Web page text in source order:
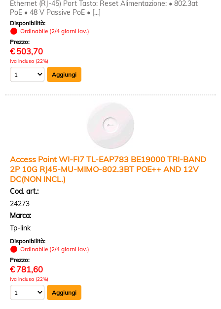
Ethernet (RJ-45) Port Tasto: Reset Alimentazione: • 802.3at
PoE • 48 V Passive PoE • [...]
Disponibilità:
Ordinabile (2/4 giorni lav.)
Prezzo:
€ 503,70
Iva inclusa (22%)
Access Point WI-FI7 TL-EAP783 BE19000 TRI-BAND
2P 10G RJ45-MU-MIMO-802.3BT POE++ AND 12V
DC(NON INCL.)
Cod. art.:
24273
Marca:
Tp-link
Disponibilità:
Ordinabile (2/4 giorni lav.)
Prezzo:
€ 781,60
Iva inclusa (22%)